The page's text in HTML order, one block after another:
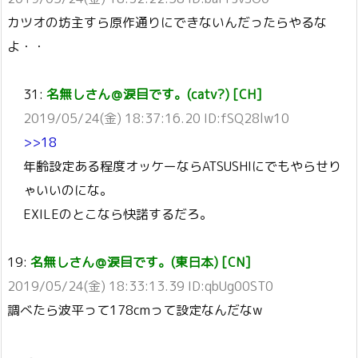
カツオの坊主すら原作通りにできないんだったらやるな
よ・・
31: 名無しさん＠涙目です。(catv?) [CH]
2019/05/24(金) 18:37:16.20 ID:fSQ28lw10
>>18
年齢設定ある程度オッケーならATSUSHIにでもやらせり
ゃいいのにな。
EXILEのとこなら快諾するだろ。
19: 名無しさん＠涙目です。(東日本) [CN]
2019/05/24(金) 18:33:13.39 ID:qbUg00ST0
調べたら波平って178cmって設定なんだなw